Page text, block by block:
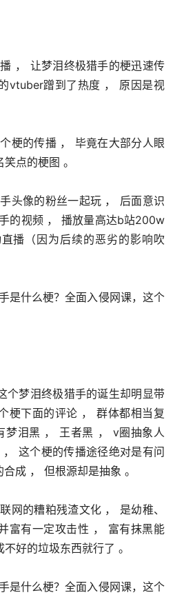
， 让梦泪终极猎手的梗迅速传
vtuber蹭到了热度 ， 原因是视
梗的传播 ， 毕竟在大部分人眼
点的梗图 。
头像的粉丝一起玩 ， 后面意识
的视频 ， 播放量高达b站200w
播（因为后续的恶劣的影响吹
个梦泪终极猎手的诞生却明显带
梗下面的评论 ， 群体都相当复
梦泪黑 ， 王者黑 ， v圈抽象人
这个梗的传播途径绝对是有问
成 ， 但根源却是抽象 。
网的糟粕残渣文化 ， 是幼稚、
富有一定攻击性 ， 富有抹黑能
好的垃圾东西就行了 。